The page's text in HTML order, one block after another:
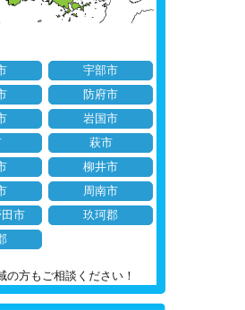
宇部市
防府市
岩国市
萩市
柳井市
周南市
市
玖珂郡
の方もご相談ください！